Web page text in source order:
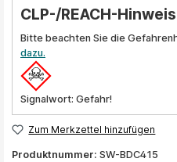
CLP-/REACH-
Bitte beachten Sie die
dazu.
Signalwort: Gefahr!
Zum Merkzettel hinzufügen
Produktnummer: SW-BDC415